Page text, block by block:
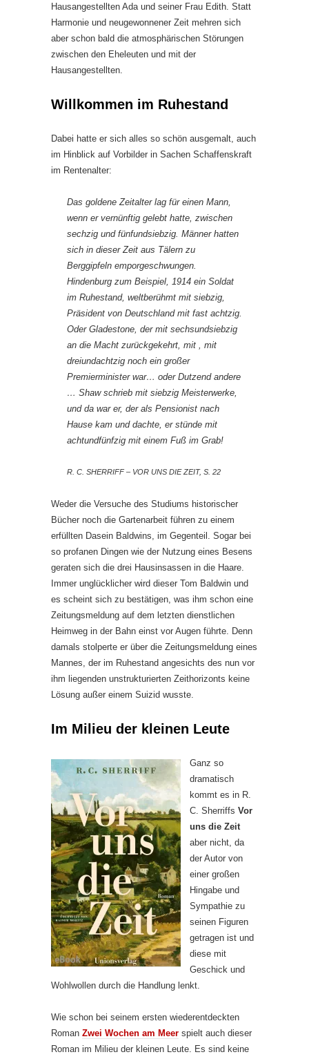
Hausangestellten Ada und seiner Frau Edith. Statt
Harmonie und neugewonnener Zeit mehren sich
aber schon bald die atmosphärischen Störungen
zwischen den Eheleuten und mit der
Hausangestellten.
Willkommen im Ruhestand
Dabei hatte er sich alles so schön ausgemalt, auch
im Hinblick auf Vorbilder in Sachen Schaffenskraft
im Rentenalter:
Das goldene Zeitalter lag für einen Mann,
wenn er vernünftig gelebt hatte, zwischen
sechzig und fünfundsiebzig. Männer hatten
sich in dieser Zeit aus Tälern zu
Berggipfeln emporgeschwungen.
Hindenburg zum Beispiel, 1914 ein Soldat
im Ruhestand, weltberühmt mit siebzig,
Präsident von Deutschland mit fast achtzig.
Oder Gladestone, der mit sechsundsiebzig
an die Macht zurückgekehrt, mit , mit
dreiundachtzig noch ein großer
Premierminister war… oder Dutzend andere
… Shaw schrieb mit siebzig Meisterwerke,
und da war er, der als Pensionist nach
Hause kam und dachte, er stünde mit
achtundfünfzig mit einem Fuß im Grab!
R. C. SHERRIFF – VOR UNS DIE ZEIT, S. 22
Weder die Versuche des Studiums historischer
Bücher noch die Gartenarbeit führen zu einem
erfüllten Dasein Baldwins, im Gegenteil. Sogar bei
so profanen Dingen wie der Nutzung eines Besens
geraten sich die drei Hausinsassen in die Haare.
Immer unglücklicher wird dieser Tom Baldwin und
es scheint sich zu bestätigen, was ihm schon eine
Zeitungsmeldung auf dem letzten dienstlichen
Heimweg in der Bahn einst vor Augen führte. Denn
damals stolperte er über die Zeitungsmeldung eines
Mannes, der im Ruhestand angesichts des nun vor
ihm liegenden unstrukturierten Zeithorizonts keine
Lösung außer einem Suizid wusste.
Im Milieu der kleinen Leute
Ganz so
dramatisch
kommt es in R.
C. Sherriffs Vor
uns die Zeit
aber nicht, da
der Autor von
einer großen
Hingabe und
Sympathie zu
seinen Figuren
getragen ist und
diese mit
Geschick und
Wohlwollen durch die Handlung lenkt.
Wie schon bei seinem ersten wiederentdeckten
Roman Zwei Wochen am Meer spielt auch dieser
Roman im Milieu der kleinen Leute. Es sind keine